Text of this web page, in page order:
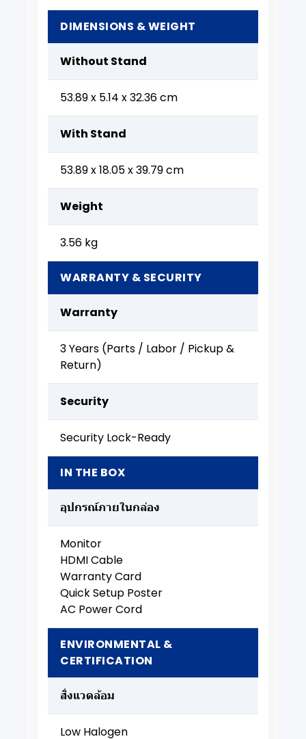
DIMENSIONS & WEIGHT
Without Stand
53.89 x 5.14 x 32.36 cm
With Stand
53.89 x 18.05 x 39.79 cm
Weight
3.56 kg
WARRANTY & SECURITY
Warranty
3 Years (Parts / Labor / Pickup &
Return)
Security
Security Lock-Ready
IN THE BOX
อุปกรณ์ภายในกล่อง
Monitor
HDMI Cable
Warranty Card
Quick Setup Poster
AC Power Cord
ENVIRONMENTAL &
CERTIFICATION
สิ่งแวดล้อม
Low Halogen